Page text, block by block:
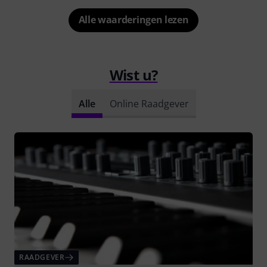
Alle waarderingen lezen
Wist u?
Alle Online Raadgever
RAADGEVER